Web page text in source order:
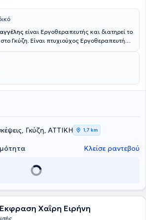
είναι Εργοθεραπευτής και διατηρεί το
Γκύζη. Είναι πτυχιούχος Εργοθεραπευτής
αποθεραπείας και αποκατάστασης
πως εκτός από το ιδιωτικό του
δυνατότητα για κατ' οίκον επίσκεψη.
Γκύζη, ΑΤΤΙΚΗ 1,7 km
Κλείσε ραντεβού
Χαΐρη Ειρήνη